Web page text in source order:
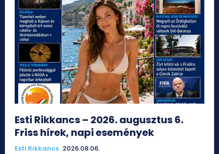
Esti Rikkancs – 2026. augusztus 6.
Friss hírek, napi események
Esti Rikkancs 2026.08.06.